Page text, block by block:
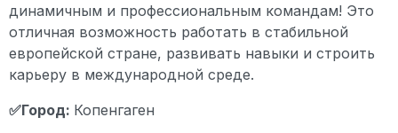
динамичным и профессиональным командам! Это
отличная возможность работать в стабильной
европейской стране, развивать навыки и строить
карьеру в международной среде.
✅Город: Копенгаген